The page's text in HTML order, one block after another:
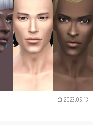
2023.05.13